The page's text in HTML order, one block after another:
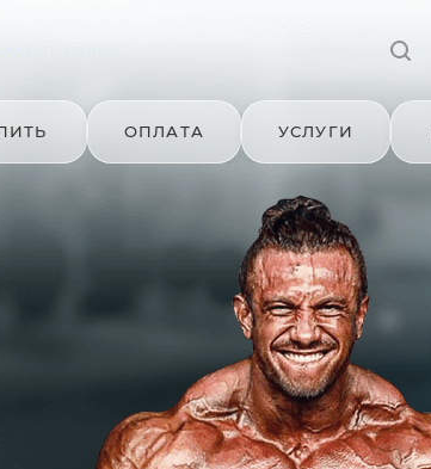
ОПЛАТА УСЛУГИ